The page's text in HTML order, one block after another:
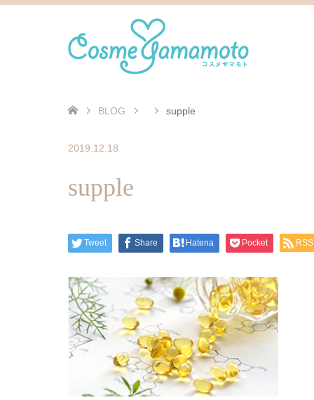
BLOG supple
2019.12.18
supple
Tweet Share Hatena Pocket RSS